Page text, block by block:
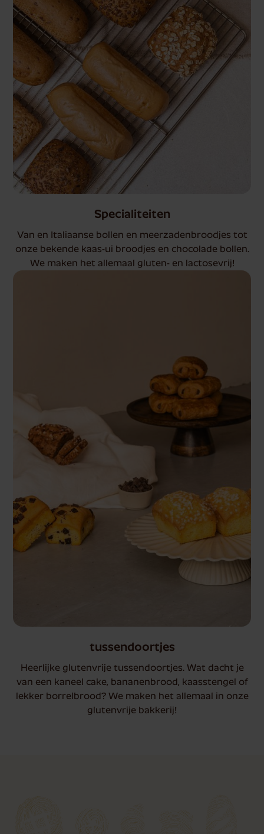
Specialiteiten
Van en Italiaanse bollen en meerzadenbroodjes tot
onze bekende kaas-ui broodjes en chocolade bollen.
We maken het allemaal gluten- en lactosevrij!
tussendoortjes
Heerlijke glutenvrije tussendoortjes. Wat dacht je
van een kaneel cake, bananenbrood, kaasstengel of
lekker borrelbrood? We maken het allemaal in onze
glutenvrije bakkerij!